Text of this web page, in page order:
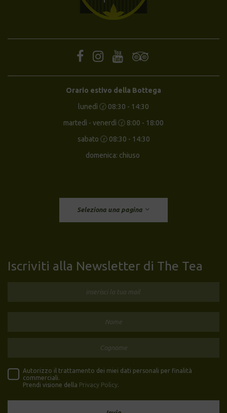
Orario estivo della Bottega
lunedì 🕝 08:30 - 14:30
martedì - venerdì 🕝 8:00 - 18:00
sabato 🕝 08:30 - 14:30
domenica: chiuso
Seleziona una pagina
Iscriviti alla Newsletter di The Tea
Autorizzo il trattamento dei miei dati personali per finalità
commerciali.
Prendi visione della Privacy Policy.